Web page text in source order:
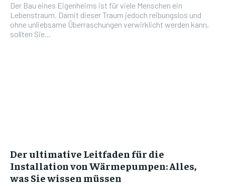
Der Bau eines Eigenheims ist für viele Menschen ein
Lebenstraum. Damit dieser Traum jedoch reibungslos und
ohne unliebsame Überraschungen verwirklicht werden kann,
sollten Sie...
Der ultimative Leitfaden für die
Installation von Wärmepumpen: Alles,
was Sie wissen müssen